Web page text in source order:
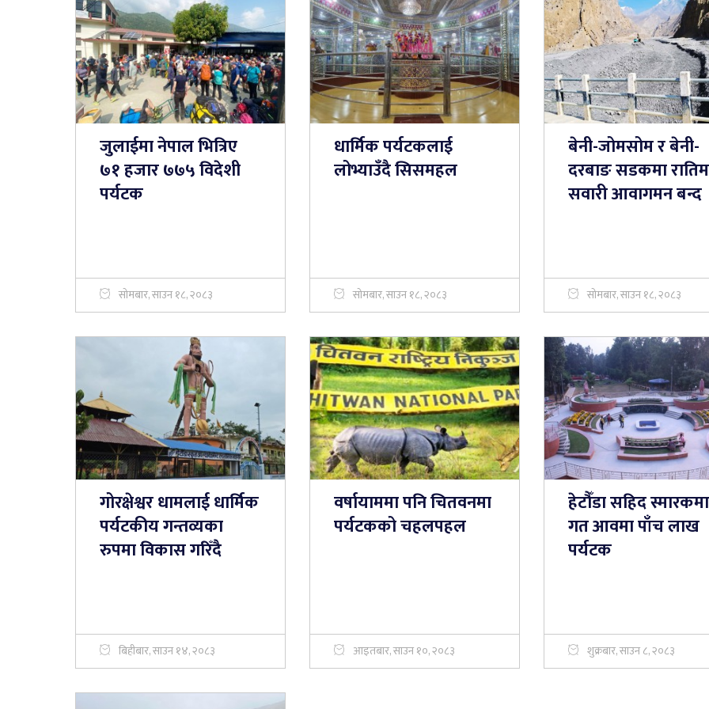
जुलाईमा नेपाल भित्रिए
७१ हजार ७७५ विदेशी
पर्यटक
सोमबार, साउन १८, २०८३
धार्मिक पर्यटकलाई
लोभ्याउँदै सिसमहल
सोमबार, साउन १८, २०८३
बेनी-जोमसोम र बेनी-
दरबाङ सडकमा
सवारी आवागमन बन्द
सोमबार, साउन १८, २०८३
गोरक्षेश्वर धामलाई धार्मिक
पर्यटकीय गन्तव्यका
रुपमा विकास गरिँदै
बिहीबार, साउन १४, २०८३
वर्षायाममा पनि चितवनमा
पर्यटकको चहलपहल
आइतबार, साउन १०, २०८३
हेटौँडा सहिद स्मारकमा
गत आवमा पाँच लाख
पर्यटक
शुक्रबार, साउन ८, २०८३